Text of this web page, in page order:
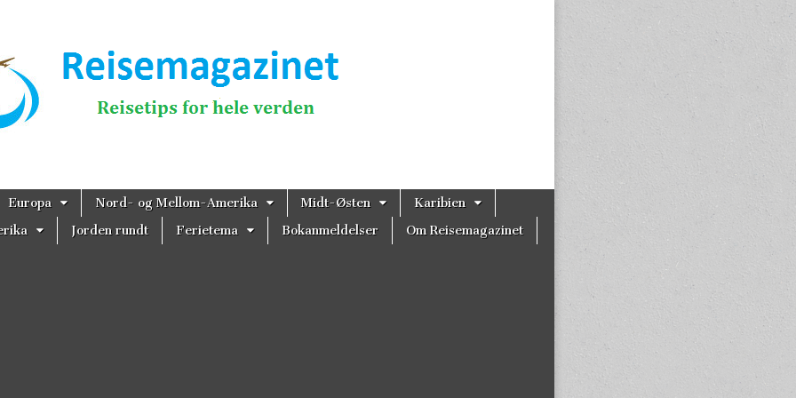
Europa Nord- og Mellom-Amerika Midt-Østen
Karibien
Jorden rundt Ferietema Bokanmeldelser Om Reisemagazinet